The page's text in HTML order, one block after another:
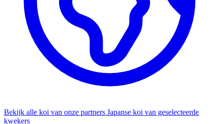
Bekijk alle koi van onze partners Japanse koi van geselecteerde
kwekers